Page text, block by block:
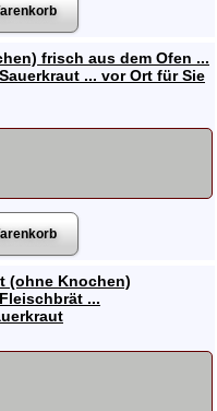
frisch aus dem Ofen ...
... vor Ort für Sie
(ohne Knochen)
...